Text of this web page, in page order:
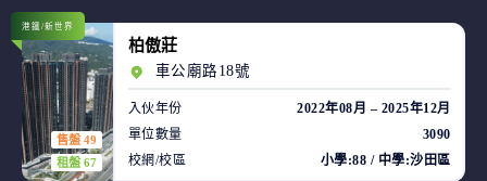
售盤 49
租盤 67
港鐵/新世界
柏傲莊
車公廟路18號
入伙年份
2022年08月 – 2025年12月
單位數量
3090
校網/校區
小學:88 / 中學:沙田區